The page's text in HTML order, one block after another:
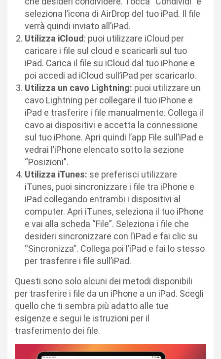
seleziona l’icona di AirDrop del tuo iPad. Il file
verrà quindi inviato all’iPad.
Utilizza iCloud : puoi utilizzare iCloud per
caricare i file sul cloud e scaricarli sul tuo
iPad. Carica il file su iCloud dal tuo iPhone e
poi accedi ad iCloud sull’iPad per scaricarlo.
Utilizza un cavo Lightning: puoi utilizzare un
cavo Lightning per collegare il tuo iPhone e
iPad e trasferire i file manualmente. Collega il
cavo ai dispositivi e accetta la connessione
sul tuo iPhone. Apri quindi l’app File sull’iPad e
vedrai l’iPhone elencato sotto la sezione
“Posizioni”.
Utilizza iTunes: se preferisci utilizzare
iTunes, puoi sincronizzare i file tra iPhone e
iPad collegando entrambi i dispositivi al
computer. Apri iTunes, seleziona il tuo iPhone
e vai alla scheda “File”. Seleziona i file che
desideri sincronizzare con l’iPad e fai clic su
“Sincronizza”. Collega poi l’iPad e fai lo stesso
per trasferire i file sull’iPad.
Questi sono solo alcuni dei metodi disponibili
per trasferire i file da un iPhone a un iPad. Scegli
quello che ti sembra più adatto alle tue
esigenze e segui le istruzioni per il
trasferimento dei file.